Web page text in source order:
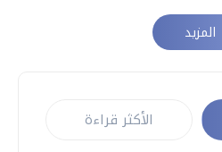
المزيد
الأكثر قراءة